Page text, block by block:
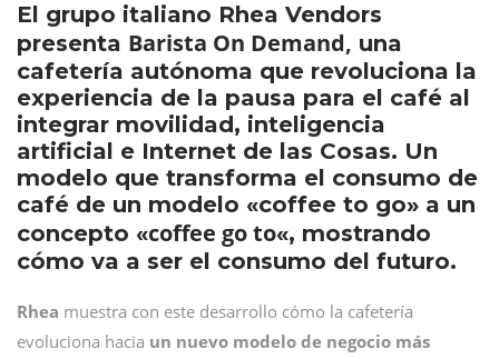
El grupo italiano Rhea Vendors
presenta Barista On Demand, una
cafetería autónoma que revoluciona la
experiencia de la pausa para el café al
integrar movilidad, inteligencia
artificial e Internet de las Cosas. Un
modelo que transforma el consumo de
café de un modelo «coffee to go» a un
concepto «coffee go to«, mostrando
cómo va a ser el consumo del futuro.
Rhea muestra con este desarrollo cómo la cafetería
evoluciona hacia un nuevo modelo de negocio más